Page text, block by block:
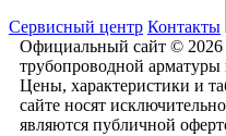
Сервисный центр Контакты
Официальный сайт ©
трубопроводной
Цены, характеристики и
сайте носят
являются публичной